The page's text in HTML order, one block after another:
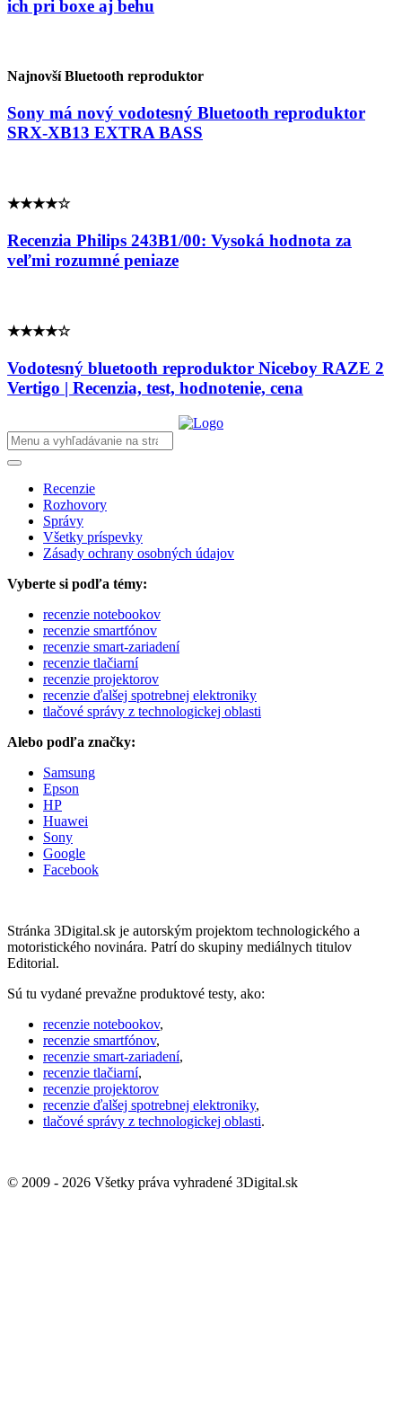
ich pri boxe aj behu
Najnovší Bluetooth reproduktor
Sony má nový vodotesný Bluetooth reproduktor
SRX-XB13 EXTRA BASS
★★★★☆
Recenzia Philips 243B1/00: Vysoká hodnota za
veľmi rozumné peniaze
★★★★☆
Vodotesný bluetooth reproduktor Niceboy RAZE 2
Vertigo | Recenzia, test, hodnotenie, cena
Recenzie
Rozhovory
Správy
Všetky príspevky
Zásady ochrany osobných údajov
Vyberte si podľa témy:
recenzie notebookov
recenzie smartfónov
recenzie smart-zariadení
recenzie tlačiarní
recenzie projektorov
recenzie ďalšej spotrebnej elektroniky
tlačové správy z technologickej oblasti
Alebo podľa značky:
Samsung
Epson
HP
Huawei
Sony
Google
Facebook
Stránka 3Digital.sk je autorským projektom technologického a
motoristického novinára. Patrí do skupiny mediálnych titulov
Editorial.
Sú tu vydané prevažne produktové testy, ako:
recenzie notebookov,
recenzie smartfónov,
recenzie smart-zariadení,
recenzie tlačiarní,
recenzie projektorov
recenzie ďalšej spotrebnej elektroniky,
tlačové správy z technologickej oblasti.
© 2009 - 2026 Všetky práva vyhradené 3Digital.sk